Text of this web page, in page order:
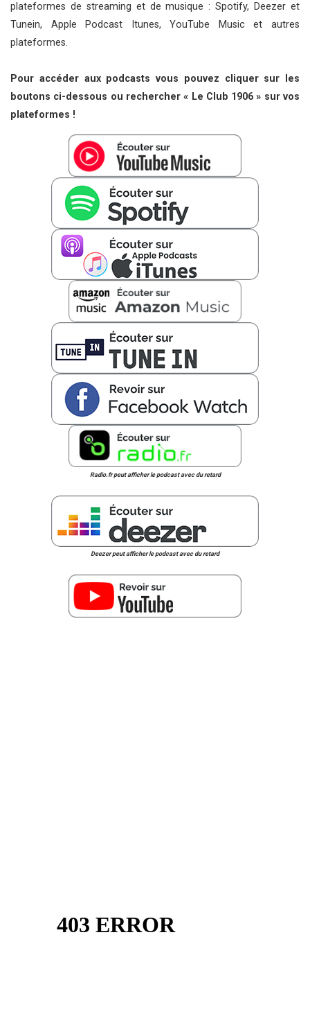
plateformes de streaming et de musique : Spotify, Deezer et
Tunein, Apple Podcast Itunes, YouTube Music et autres
plateformes.
Pour accéder aux podcasts vous pouvez cliquer sur les
boutons ci-dessous ou rechercher « Le Club 1906 » sur vos
plateformes !
Radio.fr peut afficher le podcast avec du retard
Deezer peut afficher le podcast avec du retard